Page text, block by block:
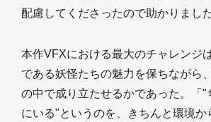
配慮してくださったので助かりまし
本作VFXにおける最大のチャレンジ
である妖怪たちの魅力を保ちながら
の中で成り立たせるかであった。「"
にいる"というのを、きちんと環境か